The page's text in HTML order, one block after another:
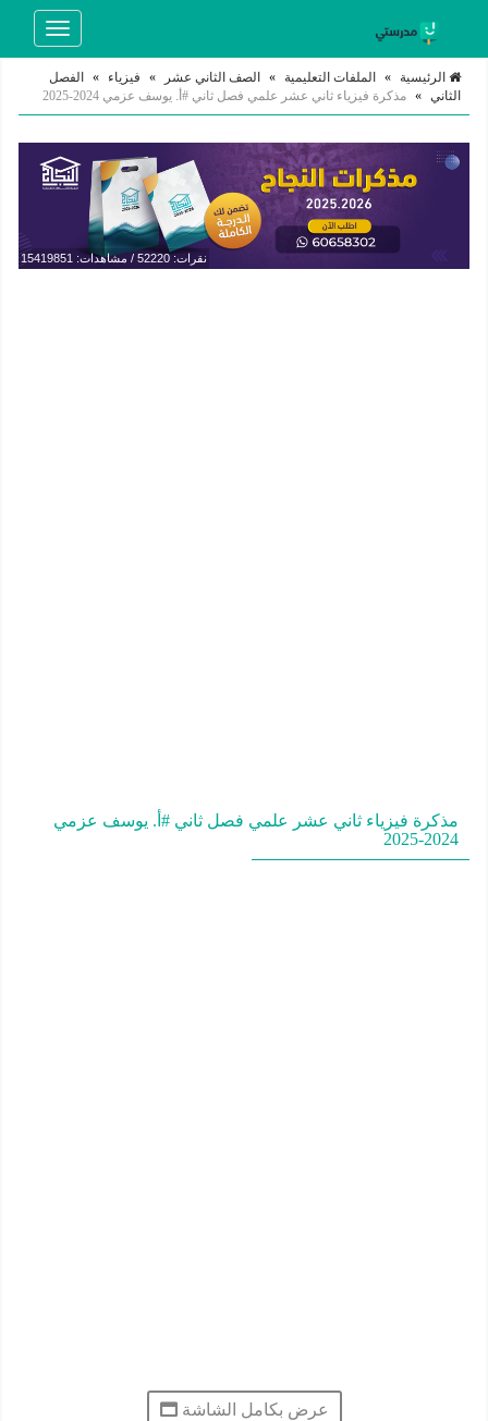
Toggle
الرئيسية » الملفات التعليمية » الصف الثاني عشر » فيزياء »
الفصل
الثاني » مذكرة فيزياء ثاني عشر علمي فصل ثاني #أ. يوسف عزمي 2024-2025
نقرات: 52220 / مشاهدات: 15419851
مذكرة فيزياء ثاني عشر علمي فصل ثاني #أ. يوسف عزمي
2024-2025
عرض بكامل الشاشة